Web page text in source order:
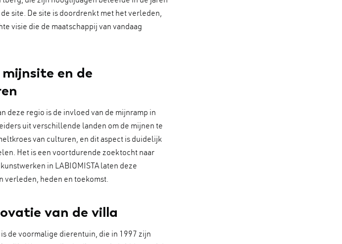
site. De site is doordrenkt met het verleden,
visie die de maatschappij van vandaag
en de
deze regio is de invloed van de mijnramp in
uit verschillende landen om de mijnen te
van culturen, en dit aspect is duidelijk
Het is een voortdurende zoektocht naar
in LABIOMISTA laten deze
verleden, heden en toekomst.
van de villa
de voormalige dierentuin, die in 1997 zijn